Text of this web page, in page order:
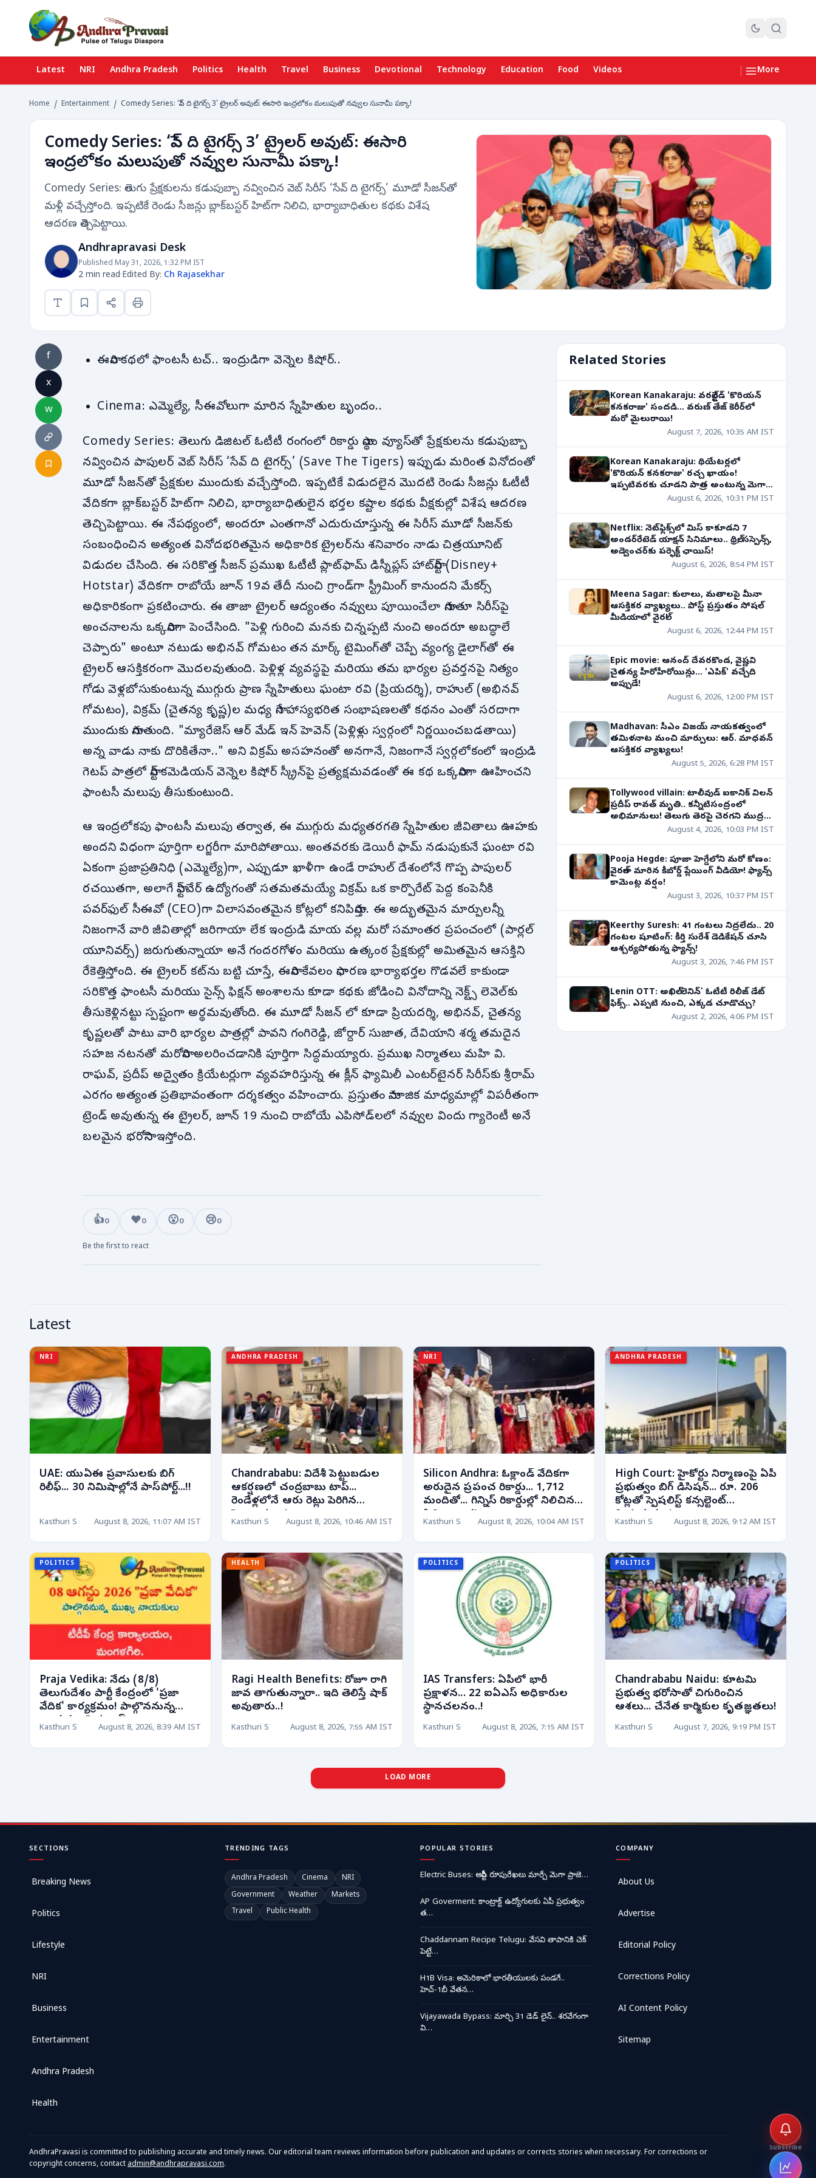
Latest NRI Andhra Pradesh Politics Health Travel Business Devotional Technology Education Food Videos More
Home / Entertainment / Comedy Series: ‘సేవ్ ది టైగర్స్ 3’ ట్రైలర్ అవుట్: ఈసారి ఇంద్రలోకం మలుపుతో నవ్వుల సునామీ పక్కా!
Comedy Series: ‘సేవ్ ది టైగర్స్ 3’ ట్రైలర్ అవుట్: ఈసారి
ఇంద్రలోకం మలుపుతో నవ్వుల సునామీ పక్కా!
Comedy Series: తెలుగు ప్రేక్షకులను కడుపుబ్బా నవ్వించిన వెబ్ సిరీస్ ‘సేవ్ ది టైగర్స్’ మూడో సీజన్‌తో
మళ్లీ వచ్చేస్తోంది. ఇప్పటికే రెండు సీజన్లు బ్లాక్‌బస్టర్ హిట్‌గా నిలిచి, భార్యాబాధితుల కథకు విశేష
ఆదరణ తెచ్చిపెట్టాయి.
Andhrapravasi Desk
Published May 31, 2026, 1:32 PM IST
2 min read·Edited By: Ch Rajasekhar
f
x
w
ఈసారి కథలో ఫాంటసీ టచ్.. ఇంద్రుడిగా వెన్నెల కిషోర్..
Cinema: ఎమ్మెల్యే, సీఈవోలుగా మారిన స్నేహితుల బృందం..
Comedy Series: తెలుగు డిజిటల్ ఓటీటీ రంగంలో రికార్డు స్థాయి వ్యూస్‌తో ప్రేక్షకులను కడుపుబ్బా
నవ్వించిన పాపులర్ వెబ్ సిరీస్ ‘సేవ్ ది టైగర్స్’ (Save The Tigers) ఇప్పుడు మరింత వినోదంతో
మూడో సీజన్‌తో ప్రేక్షకుల ముందుకు వచ్చేస్తోంది. ఇప్పటికే విడుదలైన మొదటి రెండు సీజన్లు ఓటీటీ
వేదికగా బ్లాక్‌బస్టర్ హిట్‌గా నిలిచి, భార్యాబాధితులైన భర్తల కష్టాల కథకు వీక్షకుల్లో విశేష ఆదరణ
తెచ్చిపెట్టాయి. ఈ నేపథ్యంలో, అందరూ ఎంతగానో ఎదురుచూస్తున్న ఈ సిరీస్ మూడో సీజన్‌కు
సంబంధించిన అత్యంత వినోదభరితమైన అధికారిక ట్రైలర్‌ను శనివారం నాడు చిత్రయూనిట్
విడుదల చేసింది. ఈ సరికొత్త సీజన్ ప్రముఖ ఓటీటీ ప్లాట్‌ఫామ్ డిస్నీప్లస్ హాట్‌స్టార్‌ (Disney+
Hotstar) వేదికగా రాబోయే జూన్ 19వ తేదీ నుంచి గ్రాండ్‌గా స్ట్రీమింగ్ కానుందని మేకర్స్
అధికారికంగా ప్రకటించారు. ఈ తాజా ట్రైలర్ ఆద్యంతం నవ్వులు పూయించేలా సాగుతూ సిరీస్‌పై
అంచనాలను ఒక్కసారిగా పెంచేసింది. "పెళ్లి గురించి మనకు చిన్నప్పటి నుంచి అందరూ అబద్ధాలే
చెప్పారు" అంటూ నటుడు అభినవ్ గోమటం తన మార్క్ టైమింగ్‌తో చెప్పే వ్యంగ్య డైలాగ్‌తో ఈ
ట్రైలర్ ఆసక్తికరంగా మొదలవుతుంది. పెళ్లిళ్ల వ్యవస్థపై మరియు తమ భార్యల ప్రవర్తనపై నిత్యం
గోడు వెళ్లబోసుకుంటున్న ముగ్గురు ప్రాణ స్నేహితులు ఘంటా రవి (ప్రియదర్శి), రాహుల్ (అభినవ్
గోమటం), విక్రమ్ (చైతన్య కృష్ణ)ల మధ్య సాగే హాస్యభరిత సంభాషణలతో కథనం ఎంతో సరదాగా
ముందుకు సాగుతుంది. "మ్యారేజెస్ ఆర్ మేడ్ ఇన్ హెవెన్ (పెళ్లిళ్లు స్వర్గంలో నిర్ణయించబడతాయి)
అన్న వాడు నాకు దొరికితేనా.." అని విక్రమ్ అసహనంతో అనగానే, నిజంగానే స్వర్గలోకంలో ఇంద్రుడి
గెటప్ పాత్రలో స్టార్ కమెడియన్ వెన్నెల కిషోర్ స్క్రీన్‌పై ప్రత్యక్షమవడంతో ఈ కథ ఒక్కసారిగా ఊహించని
ఫాంటసీ మలుపు తీసుకుంటుంది.
ఆ ఇంద్రలోకపు ఫాంటసీ మలుపు తర్వాత, ఈ ముగ్గురు మధ్యతరగతి స్నేహితుల జీవితాలు ఊహకు
అందని విధంగా పూర్తిగా లగ్జరీగా మారిపోతాయి. అంతవరకు డెయిరీ ఫామ్ నడుపుకునే ఘంటా రవి
ఏకంగా ప్రజాప్రతినిధి (ఎమ్మెల్యే)గా, ఎప్పుడూ ఖాళీగా ఉండే రాహుల్ దేశంలోనే గొప్ప పాపులర్
రచయితగా, అలాగే సాఫ్ట్‌వేర్ ఉద్యోగంతో సతమతమయ్యే విక్రమ్ ఒక కార్పొరేట్ పెద్ద కంపెనీకి
పవర్‌ఫుల్ సీఈవో (CEO)గా విలాసవంతమైన కోట్లలో కనిపిస్తారు. ఈ అద్భుతమైన మార్పులన్నీ
నిజంగానే వారి జీవితాల్లో జరిగాయా లేక ఇంద్రుడి మాయ వల్ల మరో సమాంతర ప్రపంచంలో (పార్లల్
యూనివర్స్) జరుగుతున్నాయా అనే గందరగోళం మరియు ఉత్కంఠ ప్రేక్షకుల్లో అమితమైన ఆసక్తిని
రేకెత్తిస్తోంది. ఈ ట్రైలర్ కట్‌ను బట్టి చూస్తే, ఈసారి కేవలం సాధారణ భార్యాభర్తల గొడవలే కాకుండా
సరికొత్త ఫాంటసీ మరియు సైన్స్ ఫిక్షన్ అంశాలను కూడా కథకు జోడించి వినోదాన్ని నెక్ట్స్ లెవెల్‌కు
తీసుకెళ్లినట్టు స్పష్టంగా అర్థమవుతోంది. ఈ మూడో సీజన్ లో కూడా ప్రియదర్శి, అభినవ్, చైతన్య
కృష్ణలతో పాటు వారి భార్యల పాత్రల్లో పావని గంగిరెడ్డి, జోర్దార్ సుజాత, దేవియాని శర్మ తమదైన
సహజ నటనతో మరోసారి అలరించడానికి పూర్తిగా సిద్ధమయ్యారు. ప్రముఖ నిర్మాతలు మహి వి.
రాఘవ్, ప్రదీప్ అద్వైతం క్రియేటర్లుగా వ్యవహరిస్తున్న ఈ క్లీన్ ఫ్యామిలీ ఎంటర్‌టైనర్ సిరీస్‌కు శ్రీరామ్
ఎరగం అత్యంత ప్రతిభావంతంగా దర్శకత్వం వహించారు. ప్రస్తుతం సామాజిక మాధ్యమాల్లో విపరీతంగా
ట్రెండ్ అవుతున్న ఈ ట్రైలర్, జూన్ 19 నుంచి రాబోయే ఎపిసోడ్‌లలో నవ్వుల విందు గ్యారెంటీ అనే
బలమైన భరోసాని ఇస్తోంది.
Related Stories
Korean Kanakaraju: వరల్డ్‌వైడ్ 'కొరియన్
కనకరాజు' సందడి... వరుణ్ తేజ్ కెరీర్‌లో
మరో మైలురాయి!
August 7, 2026, 10:35 AM IST
Korean Kanakaraju: థియేటర్లలో
'కొరియన్ కనకరాజు' రచ్చ ఖాయం!
ఇప్పటివరకు చూడని పాత్ర అంటున్న మెగా
August 6, 2026, 10:31 PM IST
Netflix: నెట్‌ఫ్లిక్స్‌లో మిస్ కాకూడని 7
అండర్‌రేటెడ్ యాక్షన్ సినిమాలు.. థ్రిల్, సస్పెన్స్,
అడ్వెంచర్‌కు పర్ఫెక్ట్ ఛాయిస్!
August 6, 2026, 8:54 PM IST
Meena Sagar: కులాలు, మతాలపై మీనా
ఆసక్తికర వ్యాఖ్యలు.. పోస్ట్ ప్రస్తుతం సోషల్
మీడియాలో వైరల్!
August 6, 2026, 12:44 PM IST
Epic movie: ఆనంద్ దేవరకొండ, వైష్ణవి
చైతన్య హీరోహీరోయిన్లు... 'ఎపిక్' వచ్చేది
అప్పుడే!
August 6, 2026, 12:00 PM IST
Madhavan: సీఎం విజయ్ నాయకత్వంలో
తమిళనాట మంచి మార్పులు: ఆర్. మాధవన్
ఆసక్తికర వ్యాఖ్యలు!
August 5, 2026, 6:28 PM IST
Tollywood villain: టాలీవుడ్ ఐకానిక్ విలన్
ప్రదీప్ రావత్ మృతి.. కన్నీటిసంద్రంలో
అభిమానులు! తెలుగు తెరపై చెరగని ముద్ర...
August 4, 2026, 10:03 PM IST
Pooja Hegde: పూజా హెగ్డేలోని మరో కోణం:
వైరల్‌గా మారిన కీబోర్డ్ ప్లేయింగ్ వీడియో! ఫ్యాన్స్
కామెంట్ల వర్షం!
August 3, 2026, 10:37 PM IST
Keerthy Suresh: 41 గంటలు నిద్రలేదు.. 20
గంటల షూటింగ్: కీర్తి సురేశ్ డెడికేషన్ చూసి
ఆశ్చర్యపోతున్న ఫ్యాన్స్!
August 3, 2026, 7:46 PM IST
Lenin OTT: అఖిల్ ‘లెనిన్’ ఓటీటీ రిలీజ్ డేట్
ఫిక్స్.. ఎప్పటి నుంచి, ఎక్కడ చూడొచ్చు?
August 2, 2026, 4:06 PM IST
👍0 ❤️0 😮0 😢0
Be the first to react
Latest
NRI
UAE: యుఏఈ ప్రవాసులకు బిగ్
రిలీఫ్... 30 నిమిషాల్లోనే పాస్‌పోర్ట్...!!
Kasthuri S August 8, 2026, 11:07 AM IST
ANDHRA PRADESH
Chandrababu: విదేశీ పెట్టుబడుల
ఆకర్షణలో చంద్రబాబు టాప్...
రెండేళ్లలోనే ఆరు రెట్లు పెరిగిన
పెట్టుబడులు!
Kasthuri S August 8, 2026, 10:46 AM IST
NRI
Silicon Andhra: ఓక్లాండ్ వేదికగా
అరుదైన ప్రపంచ రికార్డు... 1,712
మందితో... గిన్నిస్ రికార్డుల్లో నిలిచిన
సిలికానాంధ్ర!
Kasthuri S August 8, 2026, 10:04 AM IST
ANDHRA PRADESH
High Court: హైకోర్టు నిర్మాణంపై ఏపీ
ప్రభుత్వం బిగ్ డిసిషన్... రూ. 206
కోట్లతో స్పెషలిస్ట్ కన్సల్టెంట్
నియామకం..!
Kasthuri S August 8, 2026, 9:12 AM IST
POLITICS
Praja Vedika: నేడు (8/8)
తెలుగుదేశం పార్టీ కేంద్రంలో 'ప్రజా
వేదిక' కార్యక్రమం! పాల్గొననున్న
నాయకుల షెడ్యూల్!
Kasthuri S August 8, 2026, 8:39 AM IST
HEALTH
Ragi Health Benefits: రోజూ రాగి
జావ తాగుతున్నారా.. ఇది తెలిస్తే షాక్
అవుతారు..!
Kasthuri S August 8, 2026, 7:55 AM IST
POLITICS
IAS Transfers: ఏపీలో భారీ
ప్రక్షాళన... 22 ఐఏఎస్ అధికారుల
స్థానచలనం..!
Kasthuri S August 8, 2026, 7:15 AM IST
POLITICS
Chandrababu Naidu: కూటమి
ప్రభుత్వ భరోసాతో చిగురించిన
ఆశలు... చేనేత కార్మికుల కృతజ్ఞతలు!
Kasthuri S August 7, 2026, 9:19 PM IST
LOAD MORE
SECTIONS
Breaking News
Politics
Lifestyle
NRI
Business
Entertainment
Andhra Pradesh
Health
TRENDING TAGS
Andhra Pradesh Cinema
NRI
Government
Weather
Markets
Travel
Public Health
POPULAR STORIES
Electric Buses: ఆర్టీసీ రూపురేఖలు మార్చే మెగా ప్రాజె…
AP Goverment: కాంట్రాక్ట్ ఉద్యోగులకు ఏపీ ప్రభుత్వం
త…
Chaddannam Recipe Telugu: వేసవి తాపానికి చెక్
పెట్టే…
H1B Visa: అమెరికాలో భారతీయులకు పండగే..
హెచ్-1బీ వేతన…
Vijayawada Bypass: మార్చి 31 డెడ్ లైన్.. శరవేగంగా
వి…
COMPANY
About Us
Advertise
Editorial Policy
Corrections Policy
AI Content Policy
Sitemap
AndhraPravasi is committed to publishing accurate and timely news. Our editorial team reviews information before publication and updates or corrects stories when necessary. For corrections or
copyright concerns, contactadmin@andhrapravasi.com.
Subscribe
Open